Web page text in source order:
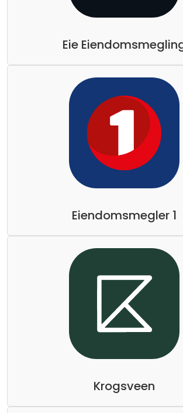
Eie
Eiendomsmegler 1
Krogsveen